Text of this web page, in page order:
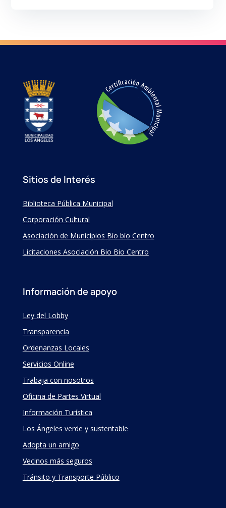
Sitios de Interés
Biblioteca Pública Municipal
Corporación Cultural
Asociación de Municipios Bío bío Centro
Licitaciones Asociación Bio Bio Centro
Información de apoyo
Ley del Lobby
Transparencia
Ordenanzas Locales
Servicios Online
Trabaja con nosotros
Oficina de Partes Virtual
Información Turística
Los Ángeles verde y sustentable
Adopta un amigo
Vecinos más seguros
Tránsito y Transporte Público